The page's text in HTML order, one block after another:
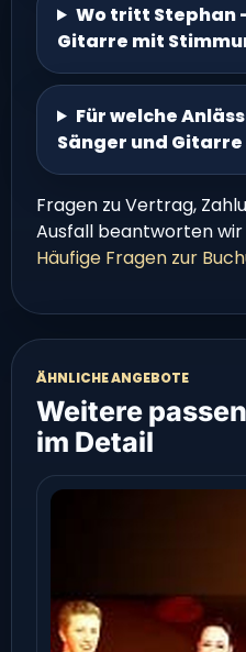
Wo tritt Stephan
Gitarre mit
Für welche
Sänger und
Fragen zu Vertrag,
Ausfall beantworten
Häufige Fragen zur
ÄHNLICHE ANGEBOTE
Weitere
im Detail